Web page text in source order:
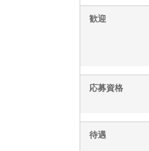
歓迎
応募資格
待遇